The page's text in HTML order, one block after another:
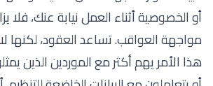
أو الخصوصية أثناء العمل نيابة عنك، فلا
مواجهة العواقب. تساعد العقود، لكنها
هذا الأمر يهم أكثر مع الموردين الذين